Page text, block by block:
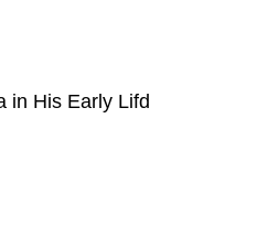
in His Early Lifd